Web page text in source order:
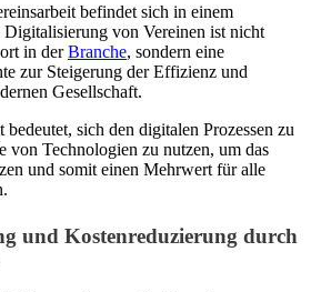
befindet sich in einem
Digitalisierung von Vereinen ist nicht
in derBranche, sondern eine
zur Steigerung der Effizienz und
Gesellschaft.
sich den digitalen Prozessen zu
von Technologien zu nutzen, um das
und somit einen Mehrwert für alle
und Kostenreduzierung durch